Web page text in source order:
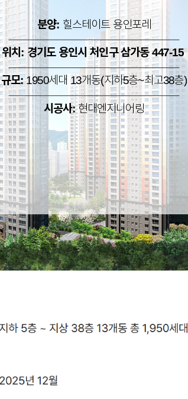
분양: 힐스테이트 용인포레
위치: 경기도 용인시 처인구 삼가동 447-15
규모:1950세대 13개동(지하5층~최고38층)
시공사:현대엔지니어링